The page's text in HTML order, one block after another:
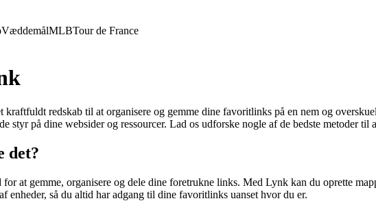
VæddemålMLBTour de France
redskab til at organisere og gemme dine favoritlinks på en nem og
styr på dine websider og ressourcer. Lad os udforske nogle af de bedste metoder
det?
at gemme, organisere og dele dine foretrukne links. Med Lynk kan du oprette
så du altid har adgang til dine favoritlinks uanset hvor du er.